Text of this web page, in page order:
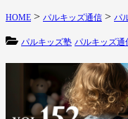
HOME > パルキッズ通信 > パ
パルキッズ塾 パルキッズ通